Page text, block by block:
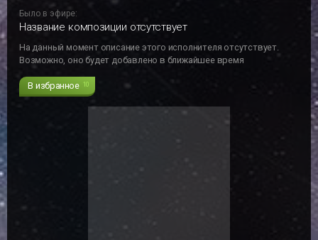
Было в эфире:
Название композиции отсутствует
На данный момент описание этого исполнителя отсутствует.
Возможно, оно будет добавлено в ближайшее время
В избранное 10